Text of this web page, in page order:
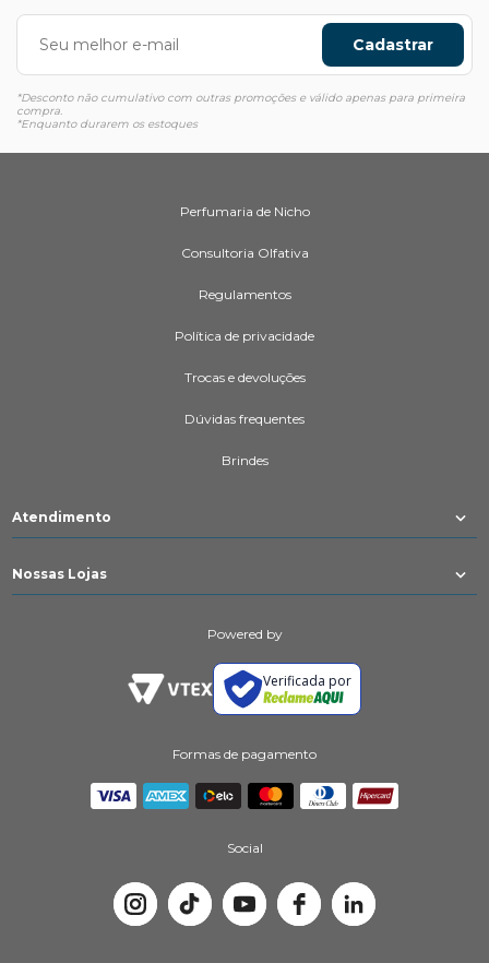
Cadastrar
*Desconto não cumulativo com outras promoções e válido apenas para primeira
compra.
*Enquanto durarem os estoques
Perfumaria de Nicho
Consultoria Olfativa
Regulamentos
Política de privacidade
Trocas e devoluções
Dúvidas frequentes
Brindes
Atendimento
Nossas Lojas
Powered by
Verificada por
Formas de pagamento
Social